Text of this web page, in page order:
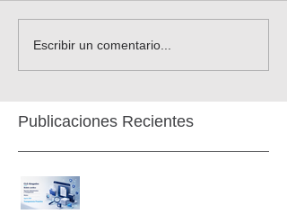
Escribir un comentario...
Publicaciones Recientes